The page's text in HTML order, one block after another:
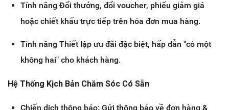
Tính năng Đổi thưởng, đổi voucher, phiếu giảm giá
hoặc chiết khấu trực tiếp trên hóa đơn mua hàng.
Tính năng Thiết lập ưu đãi đặc biệt, hấp dẫn "có một
không hai" cho khách hàng.
Hệ Thống Kịch Bản Chăm Sóc Có Sẵn
Chiến dịch thông báo: Gửi thông báo về đơn hàng &